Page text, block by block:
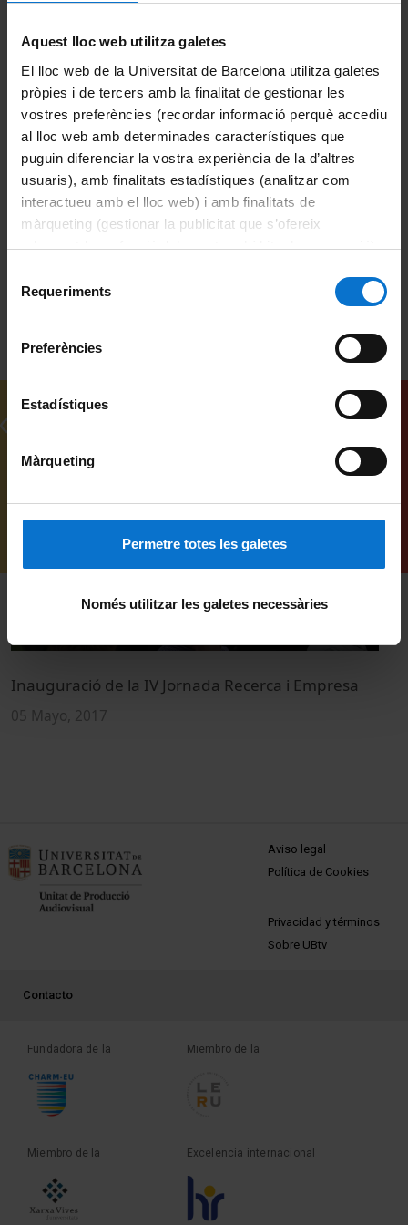
Aquest lloc web utilitza galetes
El lloc web de la Universitat de Barcelona utilitza galetes
pròpies i de tercers amb la finalitat de gestionar les
vostres preferències (recordar informació perquè accediu
al lloc web amb determinades característiques que
puguin diferenciar la vostra experiència de la d’altres
usuaris), amb finalitats estadístiques (analitzar com
interactueu amb el lloc web) i amb finalitats de
màrqueting (gestionar la publicitat que s’ofereix
adequant-la en funció dels vostres hàbits de navegació).
consultar laPolítica de galetes del lloc web de la
Requeriments
Preferències
Estadístiques
Màrqueting
Permetre totes les galetes
Només utilitzar les galetes necessàries
© Unitat de Producció Audiovisual
Docencia e Investigación
Ciències
Actos
Psicología
Universitat de Barcelona
Facultad de Psicología
interdisciplinarietat
estudis de mercat
Inauguració de la IV Jornada Recerca i Empresa
05 Mayo, 2017
MENÚ PEU 1
Aviso legal
Política de Cookies
PEU 2
Privacidad y términos
Sobre UBtv
PEU 3
Contacto
Fundadora de la Miembro de la
Miembro de la Excelencia internacional